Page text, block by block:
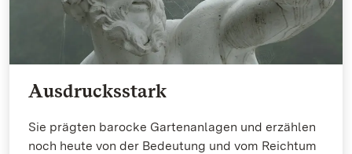
Ausdrucksstark
Sie prägten barocke Gartenanlagen und erzählen
noch heute von der Bedeutung und vom Reichtum